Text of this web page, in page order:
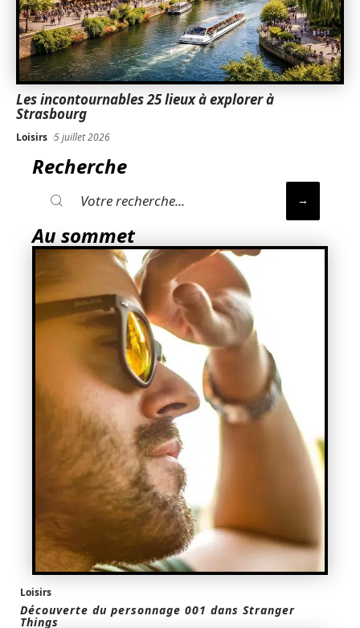
Les incontournables 25 lieux à explorer à
Strasbourg
Loisirs 5 juillet 2026
Recherche
Au sommet
Loisirs
Découverte du personnage 001 dans Stranger
Things